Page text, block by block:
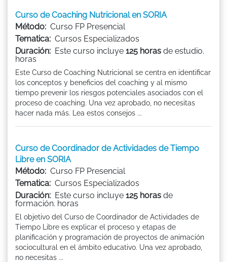
Curso de Coaching Nutricional en SORIA
Método: Curso FP Presencial
Tematica: Cursos Especializados
Duración: Este curso incluye 125 horas de estudio.
horas
Este Curso de Coaching Nutricional se centra en identificar
los conceptos y beneficios del coaching y al mismo
tiempo prevenir los riesgos potenciales asociados con el
proceso de coaching. Una vez aprobado, no necesitas
hacer nada más. Lea estos consejos ...
Curso de Coordinador de Actividades de Tiempo
Libre en SORIA
Método: Curso FP Presencial
Tematica: Cursos Especializados
Duración: Este curso incluye 125 horas de
formación. horas
El objetivo del Curso de Coordinador de Actividades de
Tiempo Libre es explicar el proceso y etapas de
planificación y programación de proyectos de animación
sociocultural en el ámbito educativo. Una vez aprobado,
no necesitas ...